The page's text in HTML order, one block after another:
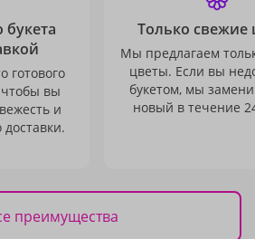
букета
готового
чтобы вы
и
доставки.
Только свежие
Мы предлагаем
цветы. Если вы
букетом, мы
новый в течение
преимущества